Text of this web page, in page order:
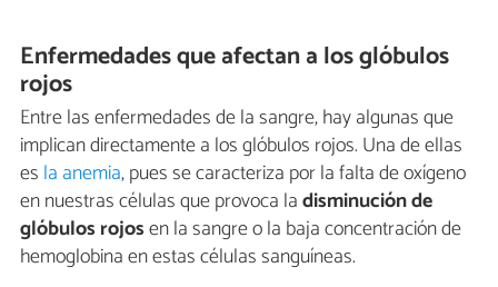
Enfermedades que afectan a los glóbulos
rojos
Entre las enfermedades de la sangre, hay algunas que
implican directamente a los glóbulos rojos. Una de ellas
es la anemia, pues se caracteriza por la falta de oxígeno
en nuestras células que provoca ladisminución de
glóbulos rojosen la sangre o la baja concentración de
hemoglobina en estas células sanguíneas.